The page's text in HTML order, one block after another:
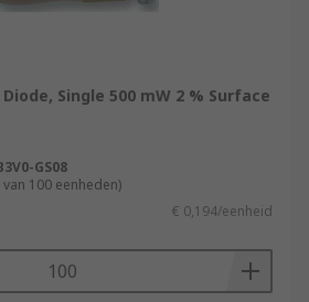
Single 500 mW 2 % Surface
GS08
100 eenheden)
€ 0,194/eenheid